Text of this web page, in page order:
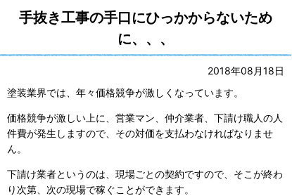
手抜き工事の手口にひっかからないため
に、、、
2018年08月18日
塗装業界では、年々価格競争が激しくなっています。
価格競争が激しい上に、営業マン、仲介業者、下請け職人の人
件費が発生しますので、その対価を支払わなければなりませ
ん。
下請け業者というのは、現場ごとの契約ですので、そこが終わ
り次第、次の現場で稼ぐことができます。